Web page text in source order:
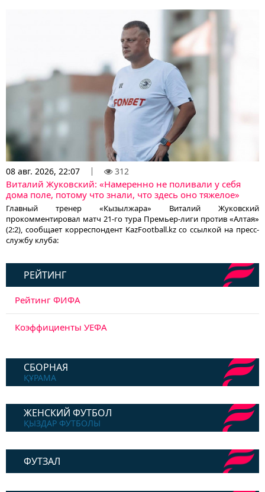
08 авг. 2026, 22:07 312
Виталий Жуковский: «Намеренно не поливали у себя
дома поле, потому что знали, что здесь оно тяжелое»
Главный тренер «Кызылжара» Виталий Жуковский
прокомментировал матч 21-го тура Премьер-лиги против «Алтая»
(2:2), сообщает корреспондент KazFootball.kz со ссылкой на пресс-
службу клуба:
РЕЙТИНГ
Рейтинг ФИФА
Коэффициенты УЕФА
СБОРНАЯ
ҚҰРАМА
ЖЕНСКИЙ ФУТБОЛ
ҚЫЗДАР ФУТБОЛЫ
ФУТЗАЛ